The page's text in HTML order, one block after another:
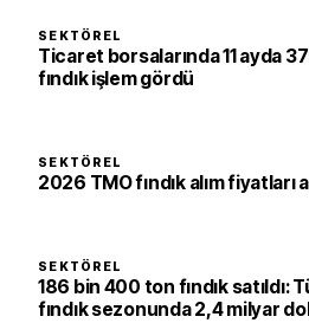
SEKTÖREL
Ticaret borsalarında 11 ayda
fındık işlem gördü
SEKTÖREL
2026 TMO fındık alım fiyatları
SEKTÖREL
186 bin 400 ton fındık
fındık sezonunda 2,4 milyar